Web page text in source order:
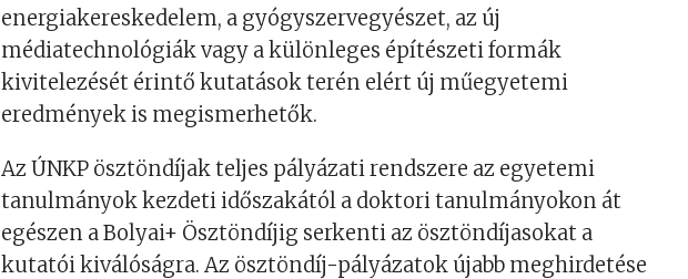
energiakereskedelem, a gyógyszervegyészet, az új
médiatechnológiák vagy a különleges építészeti formák
kivitelezését érintő kutatások terén elért új műegyetemi
eredmények is megismerhetők.
Az ÚNKP ösztöndíjak teljes pályázati rendszere az egyetemi
tanulmányok kezdeti időszakától a doktori tanulmányokon át
egészen a Bolyai+ Ösztöndíjig serkenti az ösztöndíjasokat a
kutatói kiválóságra. Az ösztöndíj-pályázatok újabb meghirdetése